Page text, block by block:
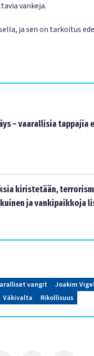
vankeja.
ja sen on tarkoitus
– vaarallisia tappajia
kiristetään,
ja vankipaikkoja
vangit Joakim
Väkivalta Rikollisuus